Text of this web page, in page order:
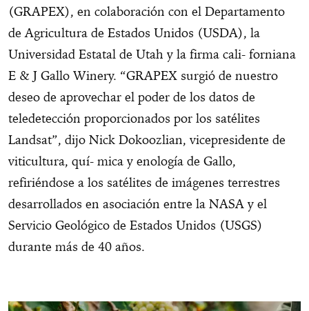
(GRAPEX), en colaboración con el Departamento
de Agricultura de Estados Unidos (USDA), la
Universidad Estatal de Utah y la firma cali- forniana
E & J Gallo Winery. “GRAPEX surgió de nuestro
deseo de aprovechar el poder de los datos de
teledetección proporcionados por los satélites
Landsat”, dijo Nick Dokoozlian, vicepresidente de
viticultura, quí- mica y enología de Gallo,
refiriéndose a los satélites de imágenes terrestres
desarrollados en asociación entre la NASA y el
Servicio Geológico de Estados Unidos (USGS)
durante más de 40 años.